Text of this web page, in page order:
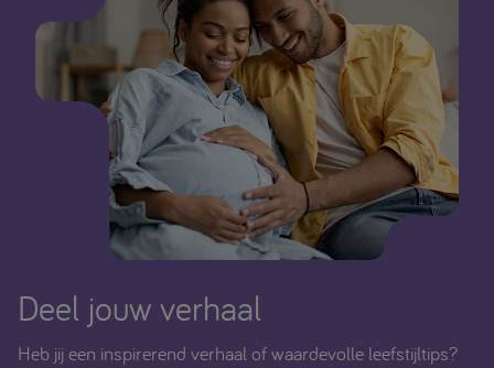
Deel jouw verhaal
Heb jij een inspirerend verhaal of waardevolle leefstijltips?